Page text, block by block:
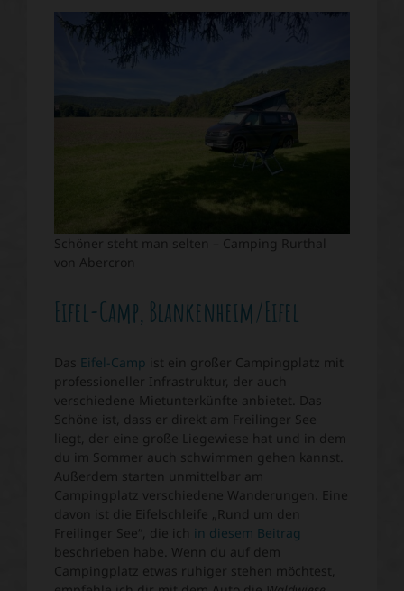
Schöner steht man selten – Camping Rurthal
von Abercron
Eifel-Camp, Blankenheim/Eifel
Das Eifel-Camp ist ein großer Campingplatz mit
professioneller Infrastruktur, der auch
verschiedene Mietunterkünfte anbietet. Das
Schöne ist, dass er direkt am Freilinger See
liegt, der eine große Liegewiese hat und in dem
du im Sommer auch schwimmen gehen kannst.
Außerdem starten unmittelbar am
Campingplatz verschiedene Wanderungen. Eine
davon ist die Eifelschleife „Rund um den
Freilinger See“, die ich in diesem Beitrag
beschrieben habe. Wenn du auf dem
Campingplatz etwas ruhiger stehen möchtest,